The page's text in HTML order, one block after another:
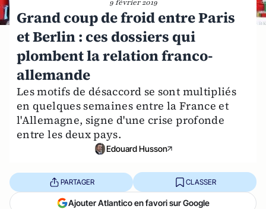
9 février 2019
Grand coup de froid entre Paris
et Berlin : ces dossiers qui
plombent la relation franco-
allemande
Les motifs de désaccord se sont multipliés
en quelques semaines entre la France et
l'Allemagne, signe d'une crise profonde
entre les deux pays.
Edouard Husson
PARTAGER CLASSER
Ajouter Atlantico en favori sur Google